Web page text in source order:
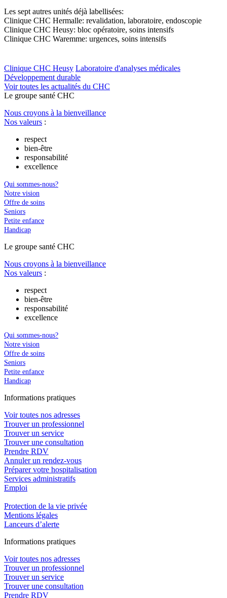
Les sept autres unités déjà labellisées:
Clinique CHC Hermalle: revalidation, laboratoire, endoscopie
Clinique CHC Heusy: bloc opératoire, soins intensifs
Clinique CHC Waremme: urgences, soins intensifs
Clinique CHC Heusy Laboratoire d'analyses médicales
Développement durable
Voir toutes les actualités du CHC
Le groupe santé CHC
Nous croyons à la bienveillance
Nos valeurs :
respect
bien-être
responsabilité
excellence
Qui sommes-nous?
Notre vision
Offre de soins
Seniors
Petite enfance
Handicap
Le groupe santé CHC
Nous croyons à la bienveillance
Nos valeurs :
respect
bien-être
responsabilité
excellence
Qui sommes-nous?
Notre vision
Offre de soins
Seniors
Petite enfance
Handicap
Informations pratiques
Voir toutes nos adresses
Trouver un professionnel
Trouver un service
Trouver une consultation
Prendre RDV
Annuler un rendez-vous
Préparer votre hospitalisation
Services administratifs
Emploi​
Protection de la vie privée
Mentions légales
Lanceurs d’alerte
Informations pratiques
Voir toutes nos adresses
Trouver un professionnel
Trouver un service
Trouver une consultation
Prendre RDV